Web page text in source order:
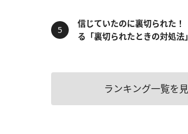
信じていたのに裏切られた
る「裏切られたときの対処法」
ランキング一覧を